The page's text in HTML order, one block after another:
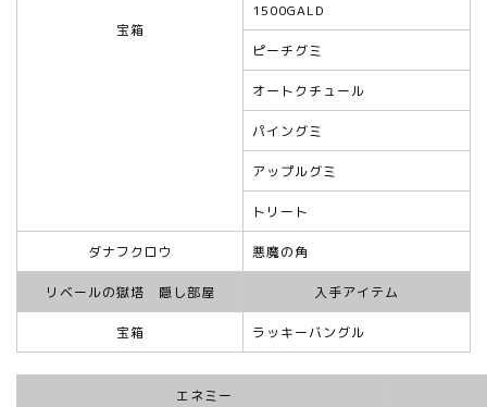
宝箱
1500GALD
ピーチグミ
オートクチュール
パイングミ
アップルグミ
トリート
ダナフクロウ 悪魔の角
リベールの獄塔 隠し部屋 入手アイテム
宝箱 ラッキーバングル
エネミー